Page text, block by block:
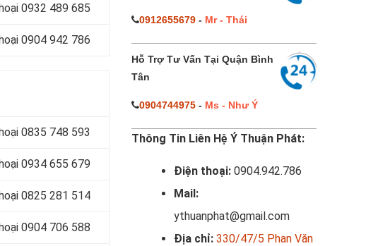
0932 489 685
0904 942 786
0835 748 593
0934 655 679
0825 281 514
0904 706 588
0912655679- Mr - Thái
Hỗ Trợ Tư Vấn Tại Quận Bình
Tân
0904744975- Ms - Như Ý
Thông Tin Liên Hệ Ý Thuận Phát:
Điện thoại: 0904.942.786
Mail:
ythuanphat@gmail.com
Địa chỉ: 330/47/5 Phan Văn